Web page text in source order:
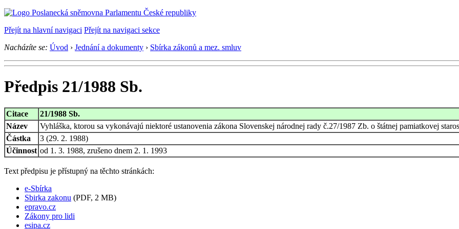
Přejít na hlavní navigaci Přejít na navigaci sekce
Nacházíte se: Úvod › Jednání a dokumenty › Sbírka zákonů a mez. smluv
Předpis 21/1988 Sb.
Citace
21/1988 Sb.
Název
Vyhláška, ktorou sa vykonávajú niektoré ustanovenia zákona Slovenskej národnej rady č.27/1987 Zb. o štátnej pamiatkovej
Částka
3 (29. 2. 1988)
Účinnost od 1. 3. 1988, zrušeno dnem 2. 1. 1993
Text předpisu je přístupný na těchto stránkách:
e-Sbírka
Sbirka zakonu (PDF, 2 MB)
epravo.cz
Zákony pro lidi
esipa.cz